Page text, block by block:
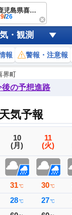
鹿児島県喜界町
/26
・観測
報 警報・注意報
界町
の予想進路
気予報
10
(月)
31 ℃
28 ℃
11
(火)
30℃
27℃